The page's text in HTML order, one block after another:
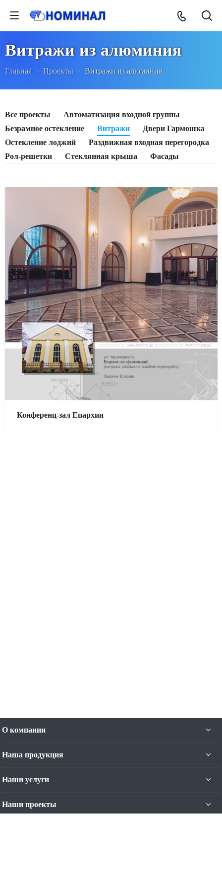
Витражи из алюминия
Главная Проекты Витражи из алюминия
Все проекты
Автоматизация входной группы
Безрамное остекление
Витражи
Двери Гармошка
Остекление лоджий
Раздвижная входная перегородка
Рол-решетки
Стеклянная крыша Фасады
Смотреть проект
Конференц-зал Епархии
О компании
Наша продукция
Наши услуги
Наши проекты